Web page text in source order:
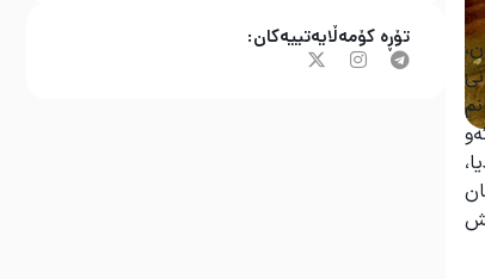
تۆڕە کۆمەڵایەتییەکان: